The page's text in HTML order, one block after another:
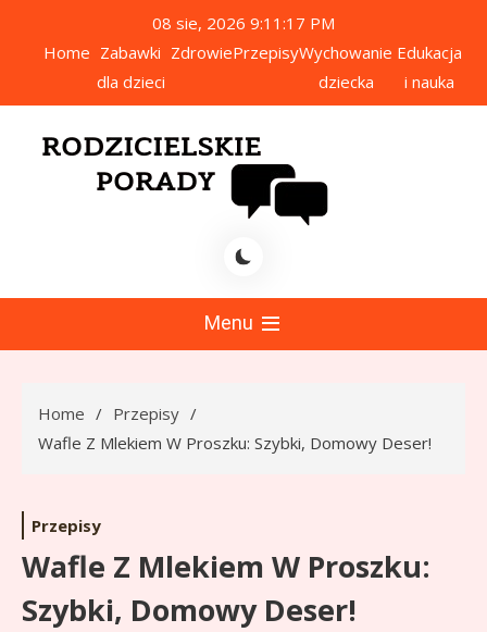
08 sie, 2026 9:11:17 PM
Home Zabawki
dla dzieci
ZdrowiePrzepisyWychowanie
dziecka
Edukacja
i nauka
Porady
Menu
Home
Przepisy
Wafle Z Mlekiem W Proszku: Szybki, Domowy Deser!
Przepisy
Wafle Z Mlekiem W Proszku:
Szybki, Domowy Deser!